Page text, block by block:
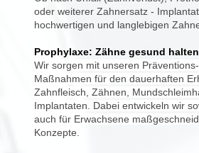
oder weiterer Zahnersatz -
hochwertigen und langlebigen
Prophylaxe: Zähne gesund halten
Wir sorgen mit unseren
Maßnahmen für den dauerhaften
Zahnfleisch, Zähnen,
Implantaten. Dabei entwickeln wir
auch für Erwachsene
Konzepte.